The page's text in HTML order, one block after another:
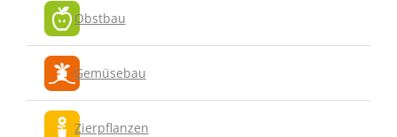
Obstbau
Gemüsebau
Zierpflanzen